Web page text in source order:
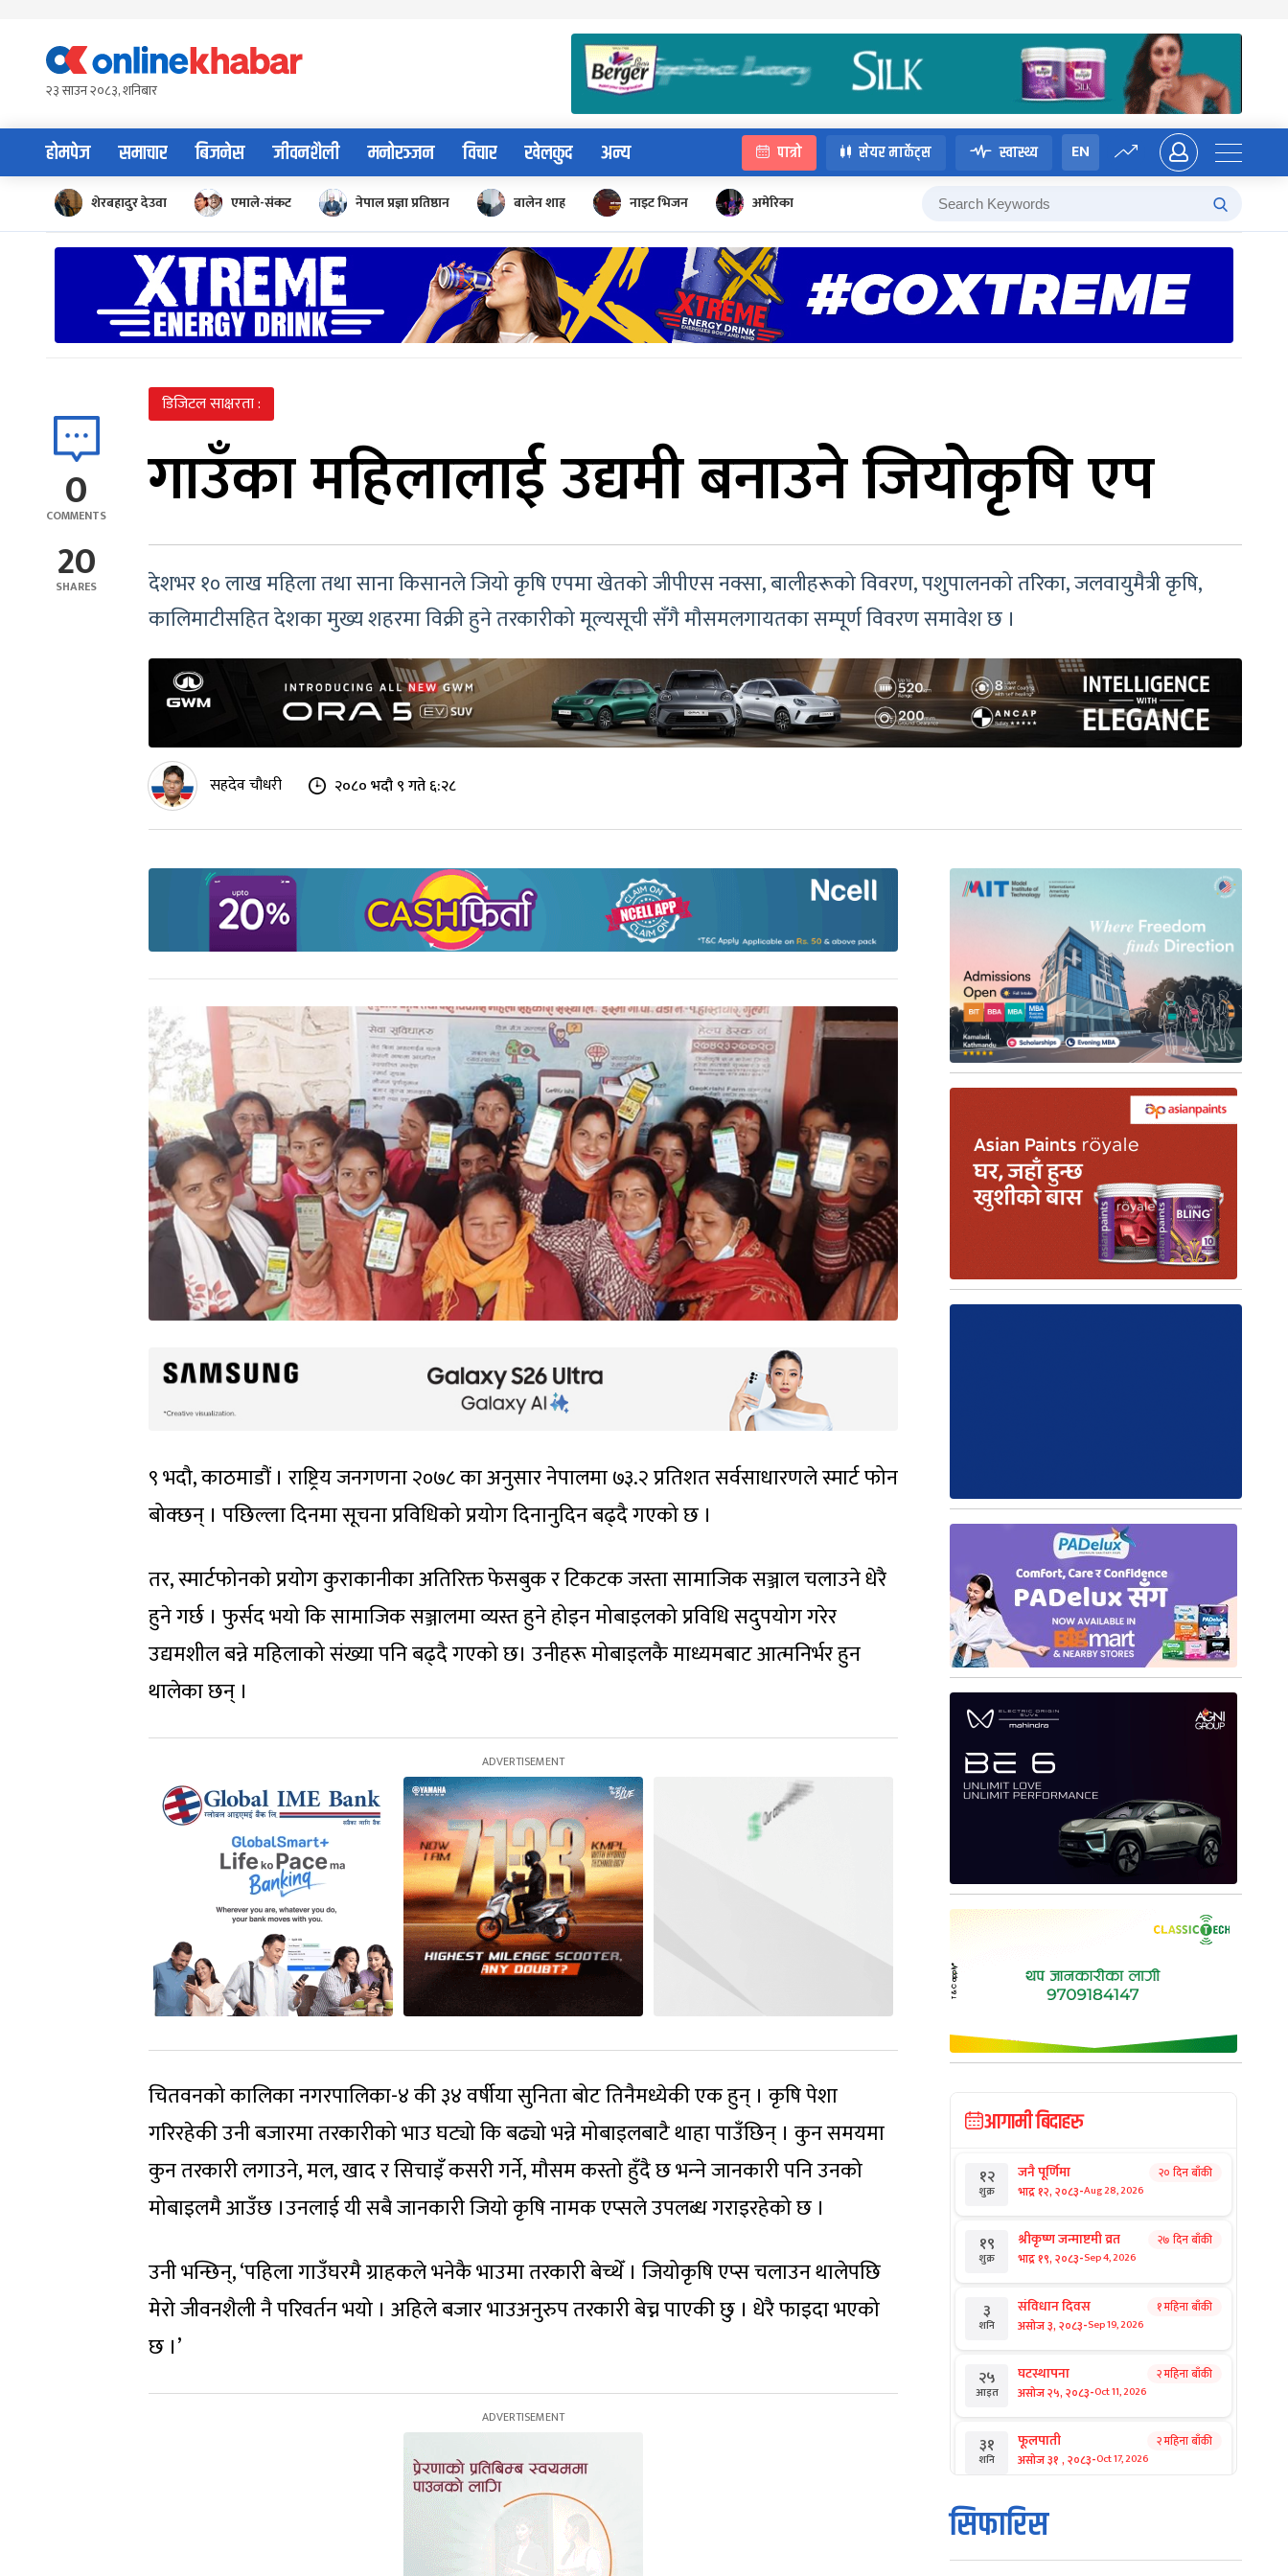
content२३ साउन २०८३, शनिबार
होमपेज समाचार बिजनेस जीवनशैली मनोरञ्जन विचार खेलकुद अन्य पात्रो सेयर मार्केट्स स्वास्थ्य EN
शेरबहादुर देउवा एमाले-संकट नेपाल प्रज्ञा प्रतिष्ठान बालेन शाह नाइट भिजन अमेरिका
0
COMMENTS
20
SHARES
डिजिटल साक्षरता :
गाउँका महिलालाई उद्यमी बनाउने जियोकृषि एप
देशभर १० लाख महिला तथा साना किसानले जियो कृषि एपमा खेतको जीपीएस नक्सा, बालीहरूको विवरण, पशुपालनको तरिका, जलवायुमैत्री कृषि,
कालिमाटीसहित देशका मुख्य शहरमा विक्री हुने तरकारीको मूल्यसूची सँगै मौसमलगायतका सम्पूर्ण विवरण समावेश छ ।
सहदेव चौधरी २०८० भदौ ९ गते ६:२८
९ भदौ, काठमाडौं । राष्ट्रिय जनगणना २०७८ का अनुसार नेपालमा ७३.२ प्रतिशत सर्वसाधारणले स्मार्ट फोन
बोक्छन् । पछिल्ला दिनमा सूचना प्रविधिको प्रयोग दिनानुदिन बढ्दै गएको छ ।
तर, स्मार्टफोनको प्रयोग कुराकानीका अतिरिक्त फेसबुक र टिकटक जस्ता सामाजिक सञ्जाल चलाउने धेरै
हुने गर्छ । फुर्सद भयो कि सामाजिक सञ्जालमा व्यस्त हुने होइन मोबाइलको प्रविधि सदुपयोग गरेर
उद्यमशील बन्ने महिलाको संख्या पनि बढ्दै गएको छ। उनीहरू मोबाइलकै माध्यमबाट आत्मनिर्भर हुन
थालेका छन् ।
चितवनको कालिका नगरपालिका-४ की ३४ वर्षीया सुनिता बोट तिनैमध्येकी एक हुन् । कृषि पेशा
गरिरहेकी उनी बजारमा तरकारीको भाउ घट्यो कि बढ्यो भन्ने मोबाइलबाटै थाहा पाउँछिन् । कुन समयमा
कुन तरकारी लगाउने, मल, खाद र सिचाइँ कसरी गर्ने, मौसम कस्तो हुँदै छ भन्‍ने जानकारी पनि उनको
मोबाइलमै आउँछ ।उनलाई यी सबै जानकारी जियो कृषि नामक एप्सले उपलब्ध गराइरहेको छ ।
उनी भन्छिन्, ‘पहिला गाउँघरमै ग्राहकले भनेकै भाउमा तरकारी बेच्थेँ । जियोकृषि एप्स चलाउन थालेपछि
मेरो जीवनशैली नै परिवर्तन भयो । अहिले बजार भाउअनुरुप तरकारी बेच्न पाएकी छु । धेरै फाइदा भएको
छ ।’
आगामी बिदाहरु
१२
शुक्र
जनै पूर्णिमा
भाद्र १२, २०८३-Aug 28, 2026
२० दिन बाँकी
१९
शुक्र
श्रीकृष्ण जन्माष्टमी व्रत
भाद्र १९, २०८३-Sep 4, 2026
२७ दिन बाँकी
३
शनि
संविधान दिवस
असोज ३, २०८३-Sep 19, 2026
१ महिना बाँकी
२५
आइत
घटस्थापना
असोज २५, २०८३-Oct 11, 2026
२ महिना बाँकी
३१
शनि
फूलपाती
असोज ३१ , २०८३-Oct 17, 2026
२ महिना बाँकी
१
आइत
कार्तिक सङ्क्रान्ति
कार्तिक १, २०८३
सिफारिस